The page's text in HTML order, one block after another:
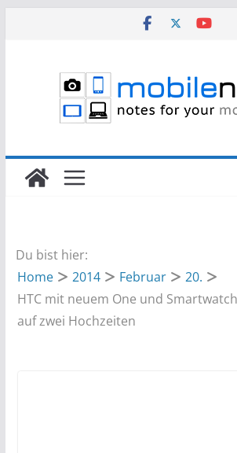
Du bist hier:
Home
2014 Februar
20.
HTC mit neuem One und
auf zwei Hochzeiten